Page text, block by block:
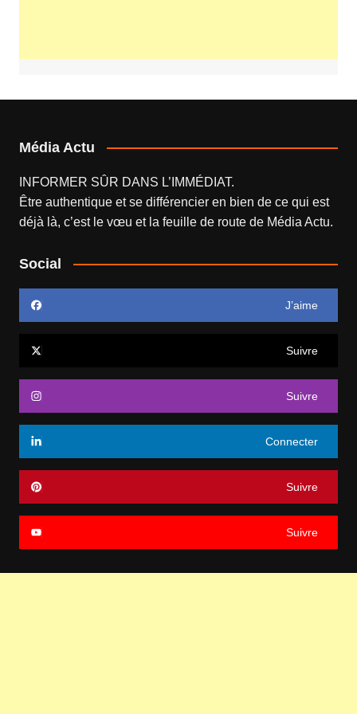
Média Actu
INFORMER SÛR DANS L’IMMÉDIAT.
Être authentique et se différencier en bien de ce qui est
déjà là, c’est le vœu et la feuille de route de Média Actu.
Social
J’aime
Suivre
Suivre
Connecter
Suivre
Suivre